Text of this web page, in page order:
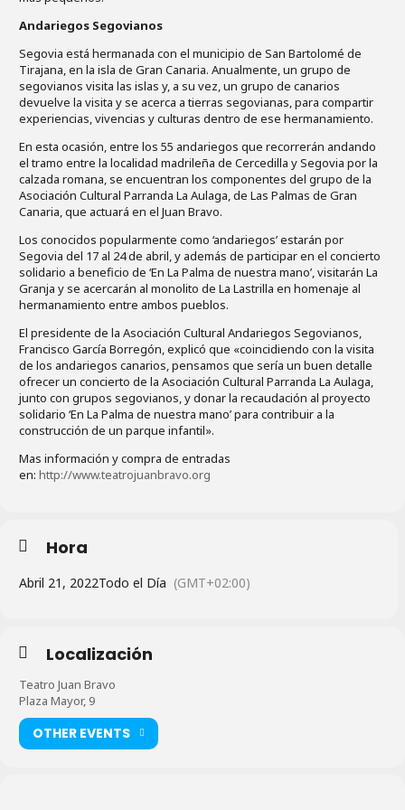
Andariegos Segovianos
Segovia está hermanada con el municipio de San Bartolomé de
Tirajana, en la isla de Gran Canaria. Anualmente, un grupo de
segovianos visita las islas y, a su vez, un grupo de canarios
devuelve la visita y se acerca a tierras segovianas, para compartir
experiencias, vivencias y culturas dentro de ese hermanamiento.
En esta ocasión, entre los 55 andariegos que recorrerán andando
el tramo entre la localidad madrileña de Cercedilla y Segovia por la
calzada romana, se encuentran los componentes del grupo de la
Asociación Cultural Parranda La Aulaga, de Las Palmas de Gran
Canaria, que actuará en el Juan Bravo.
Los conocidos popularmente como ‘andariegos’ estarán por
Segovia del 17 al 24 de abril, y además de participar en el concierto
solidario a beneficio de ‘En La Palma de nuestra mano’, visitarán La
Granja y se acercarán al monolito de La Lastrilla en homenaje al
hermanamiento entre ambos pueblos.
El presidente de la Asociación Cultural Andariegos Segovianos,
Francisco García Borregón, explicó que «coincidiendo con la visita
de los andariegos canarios, pensamos que sería un buen detalle
ofrecer un concierto de la Asociación Cultural Parranda La Aulaga,
junto con grupos segovianos, y donar la recaudación al proyecto
solidario ‘En La Palma de nuestra mano’ para contribuir a la
construcción de un parque infantil».
Mas información y compra de entradas
en: http://www.teatrojuanbravo.org
Hora
Abril 21, 2022Todo el Día (GMT+02:00)
Localización
Teatro Juan Bravo
Plaza Mayor, 9
OTHER EVENTS